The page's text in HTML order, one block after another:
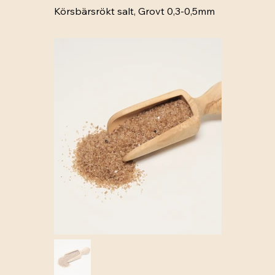
Körsbärsrökt salt, Grovt 0,3-0,5mm